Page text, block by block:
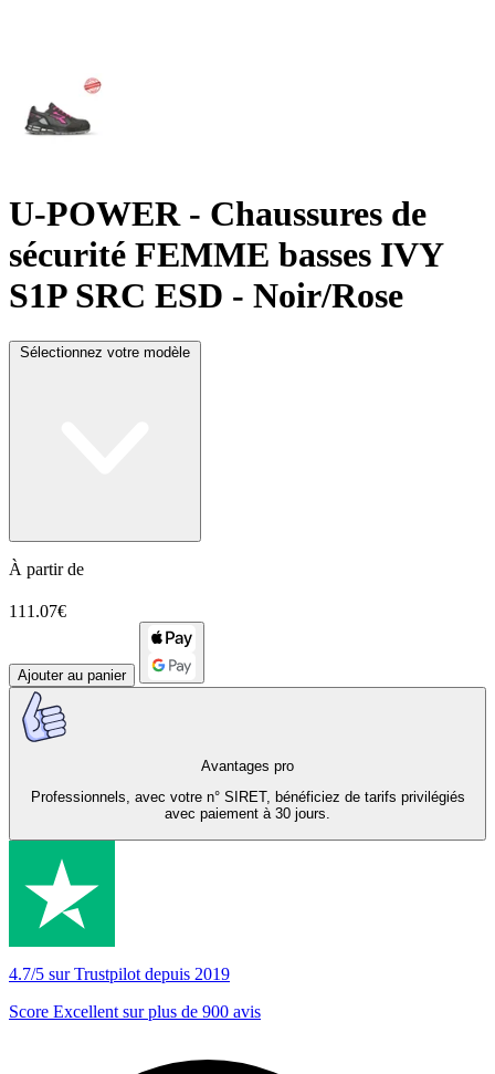
U-POWER - Chaussures de
sécurité FEMME basses IVY
S1P SRC ESD - Noir/Rose
Sélectionnez votre modèle
À partir de
111.07€
Ajouter au panier
Avantages pro
Professionnels, avec votre n° SIRET, bénéficiez de tarifs privilégiés
avec paiement à 30 jours.
4.7/5 sur Trustpilot depuis 2019
Score Excellent sur plus de 900 avis